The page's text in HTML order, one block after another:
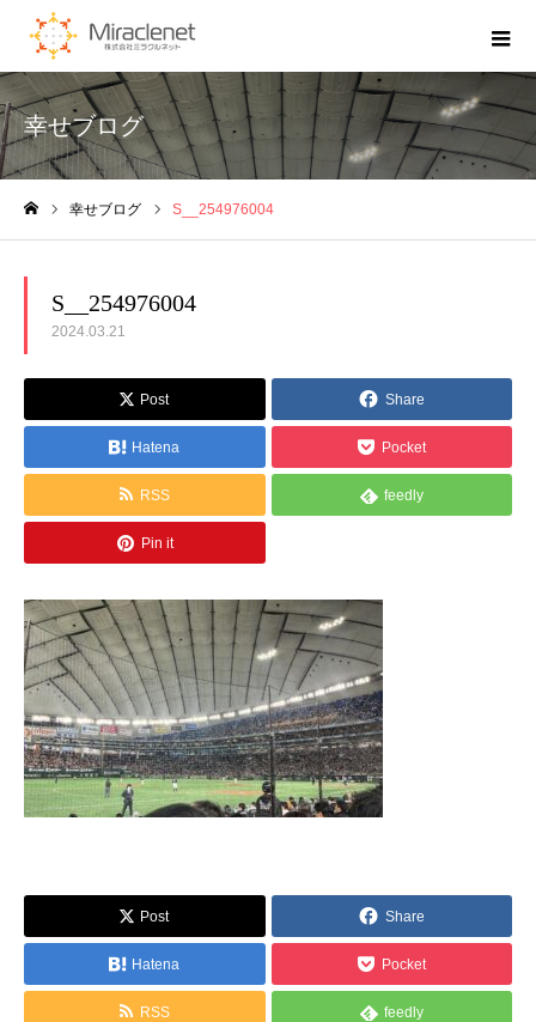
幸せブログ
幸せブログ S__254976004
S__254976004
2024.03.21
Post Share
Hatena Pocket
RSS feedly
Pin it
Post Share
Hatena Pocket
RSS feedly